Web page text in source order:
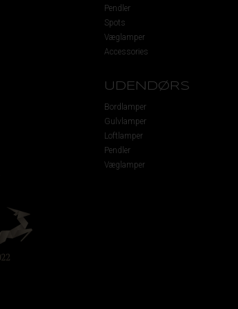
Pendler
Spots
Væglamper
Accessories
UDENDØRS
Bordlamper
Gulvlamper
Loftlamper
Pendler
Væglamper